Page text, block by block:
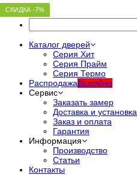
Каталог дверей
Серия Хит
Серия Прайм
Серия Термо
РаспродажаВыгодно
Сервис
Заказать замер
Доставка и установка
Заказ и оплата
Гарантия
Информация
Производство
Статьи
Контакты
СКИДКА -7%
СКИДКА -7%
СКИДКА -7%
СКИДКА -7%
СКИДКА -7%